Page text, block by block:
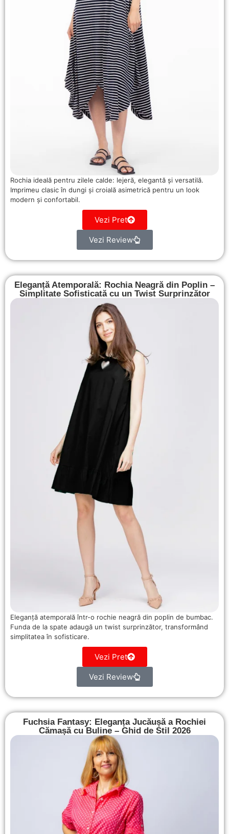
Rochia ideală pentru zilele calde: lejeră, elegantă și versatilă.
Imprimeu clasic în dungi și croială asimetrică pentru un look
modern și confortabil.
Vezi Pret
Vezi Review
Eleganță Atemporală: Rochia Neagră din Poplin –
Simplitate Sofisticată cu un Twist Surprinzător
Eleganță atemporală într-o rochie neagră din poplin de bumbac.
Funda de la spate adaugă un twist surprinzător, transformând
simplitatea în sofisticare.
Vezi Pret
Vezi Review
Fuchsia Fantasy: Eleganța Jucăușă a Rochiei
Cămașă cu Buline – Ghid de Stil 2026